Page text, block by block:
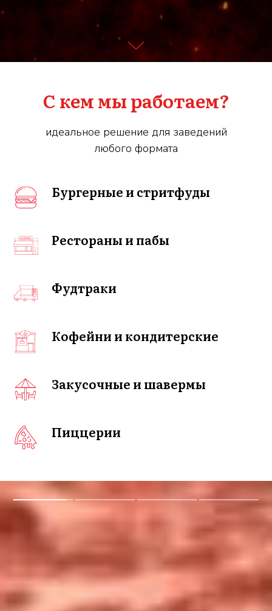
С кем мы работаем?
идеальное решение для заведений
любого формата
Бургерные и стритфуды
Рестораны и пабы
Фудтраки
Кофейни и кондитерские
Закусочные и шавермы
Пиццерии